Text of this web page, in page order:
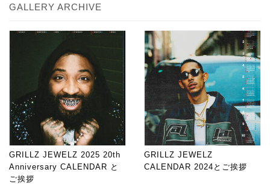
GALLERY ARCHIVE
GRILLZ JEWELZ 2025 20th
Anniversary CALENDAR と
ご挨拶
GRILLZ JEWELZ
CALENDAR 2024とご挨拶